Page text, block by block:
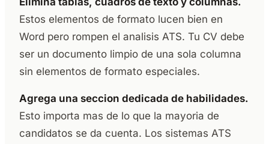
Estos elementos de formato lucen bien en
Word pero rompen el analisis ATS. Tu CV debe
ser un documento limpio de una sola columna
sin elementos de formato especiales.
Agrega una seccion dedicada de habilidades.
Esto importa mas de lo que la mayoria de
candidatos se da cuenta. Los sistemas ATS